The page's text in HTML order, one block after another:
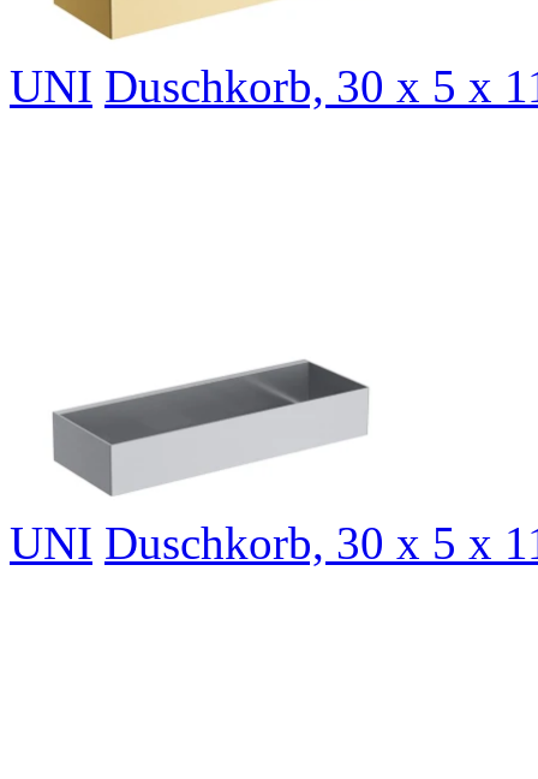
UNI Duschkorb, 30 x 5 x
UNI Duschkorb, 30 x 5 x